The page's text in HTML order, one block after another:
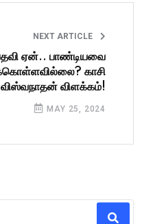
NEXT ARTICLE
ஏன்.. பாண்டியவை
காசி
விஸ்வநாதன் விளக்கம்!
MAY 25, 2024